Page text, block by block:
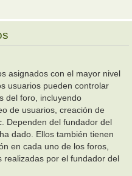
asignados con el mayor nivel
usuarios pueden controlar
del foro, incluyendo
de usuarios, creación de
Dependen del fundador del
dado. Ellos también tienen
en cada uno de los foros,
realizadas por el fundador del